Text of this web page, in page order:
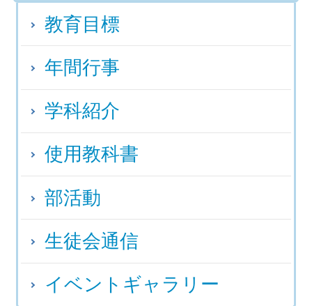
教育目標
年間行事
学科紹介
使用教科書
部活動
生徒会通信
イベントギャラリー